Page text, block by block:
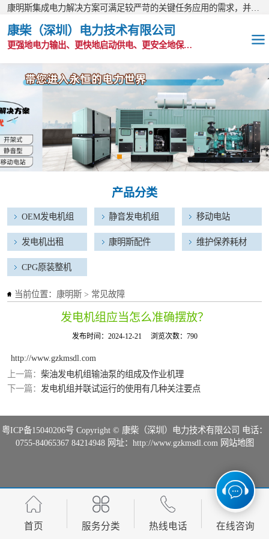
康柴（深圳）电力技术有限公司
更强地电力输出、更快地启动供电、更安全地保护功能
当前位置： 康明斯 > 常见故障
发电机组应当怎么准确摆放？
发布时间：2024-12-21 浏览次数：790
http://www.gzkmsdl.com
上一篇： 柴油发电机组输油泵的组成及作业机理
下一篇： 发电机组并联试运行的使用有几种关注要点
产品分类
OEM发电机组 静音发电机组 移动电站
发电机出租 康明斯配件 维护保养耗材
CPG原装整机
粤ICP备15040206号 Copyright © 康柴（深圳）电力技术有限公司 电话：
0755-84065367 84214948 网址：http://www.gzkmsdl.com 网站地图
首页 服务分类 热线电话 在线咨询
OEM发电机组
静音发电机组
移动电站
发电机出租
维护保养耗材
CPG原装整机